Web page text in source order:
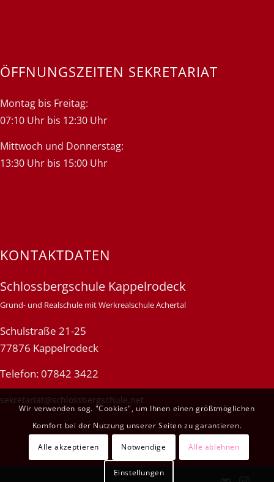
ÖFFNUNGSZEITEN SEKRETARIAT
Montag bis Freitag:
07:10 Uhr bis 12:30 Uhr
Mittwoch und Donnerstag:
13:30 Uhr bis 15:00 Uhr
KONTAKTDATEN
Schlossbergschule Kappelrodeck
Grund- und Realschule mit Werkrealschule Achertal
Schulstraße 21-25
77876 Kappelrodeck
Telefon: 07842 3422
sekretariat@schlossbergschule.net
Wir verwenden sog. "Cookies", um Ihnen einen größtmöglichen
Komfort bei der Nutzung unserer Seiten zu garantieren.
Alle akzeptieren Notwendige Alle ablehnen
Einstellungen